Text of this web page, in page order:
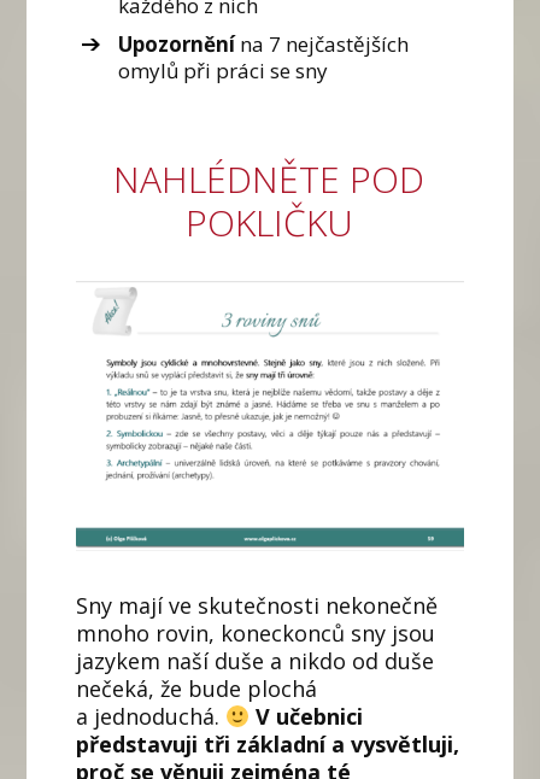
Upozorněnína 7 nejčastějších
omylů při práci se sny
NAHLÉDNĚTE POD
POKLIČKU
Sny mají ve skutečnosti nekonečně
mnoho rovin, koneckonců sny jsou
jazykem naší duše a nikdo od duše
nečeká, že bude plochá
a jednoduchá.
V učebnici
představuji tři základní a vysvětluji,
proč se věnuji zejména té